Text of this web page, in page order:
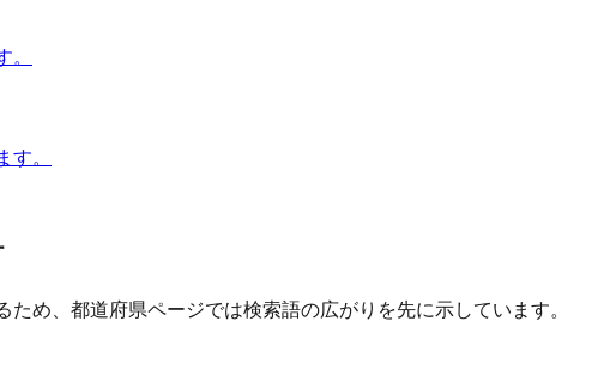
。
。
め、都道府県ページでは検索語の広がりを先に示しています。